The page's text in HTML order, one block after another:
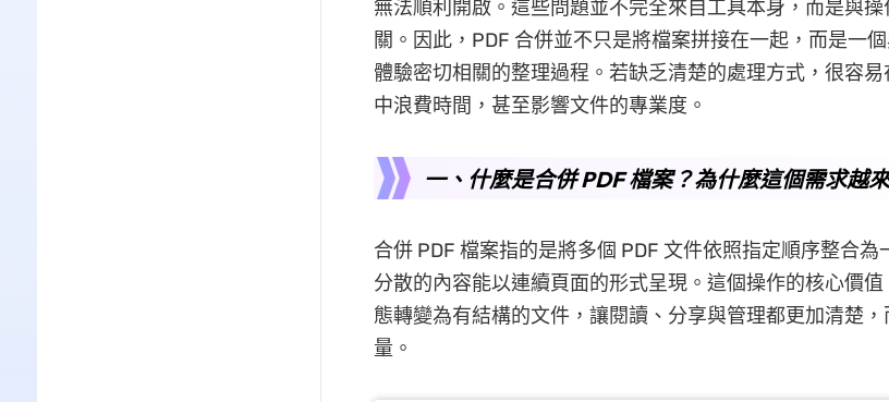
無法順利開啟。這些問題並不完全來自工具本身，而是與
關。因此，PDF 合併並不只是將檔案拼接在一起，而是一
體驗密切相關的整理過程。若缺乏清楚的處理方式，很容
中浪費時間，甚至影響文件的專業度。
一、什麼是合併 PDF 檔案？為什麼這個需求越
合併 PDF 檔案指的是將多個 PDF 文件依照指定順序整合為
分散的內容能以連續頁面的形式呈現。這個操作的核心價
態轉變為有結構的文件，讓閱讀、分享與管理都更加清楚
量。